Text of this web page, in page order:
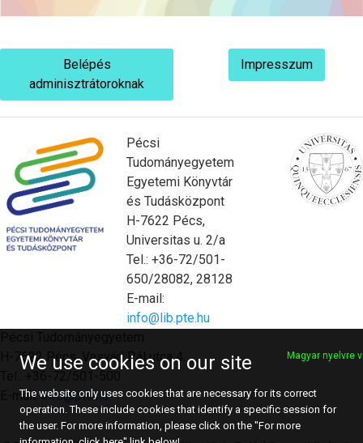
Belépés
adminisztrátoroknak
Impresszum
Pécsi
Tudományegyetem
Egyetemi Könyvtár
és Tudásközpont
H-7622 Pécs,
Universitas u. 2/a
Tel.: +36-72/501-
650/28082, 28128
E-mail:
info@lib.pte.hu
H-7622 Pécs, Vasvári Pál utca 4.
E-mail:info@pte.hu
We use cookies on our site Magyar nyelvre
The website only uses cookies that are necessary for its correct
operation. These include cookies that identify a specific session for
the user. For more information, please click on the "For more